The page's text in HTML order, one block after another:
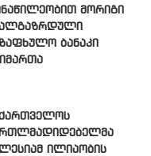
მორიგი
ბანაკი
ილიაობის